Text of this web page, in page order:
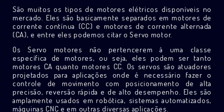
São muitos os tipos de motores elétricos disponíveis no
mercado. Eles são basicamente separados em motores de
corrente contínua (CC) e motores de corrente alternada
(CA), e entre eles podemos citar o Servo motor.
Os Servo motores não pertencerem à uma classe
específica de motores, ou seja, eles podem ser tanto
motores CA quanto motores CC. Os servos são atuadores
projetados para aplicações onde é necessário fazer o
controle de movimento com posicionamento de alta
precisão, reversão rápida e de alto desempenho. Eles são
amplamente usados em robótica, sistemas automatizados,
máquinas CNC e em outras diversas aplicações.